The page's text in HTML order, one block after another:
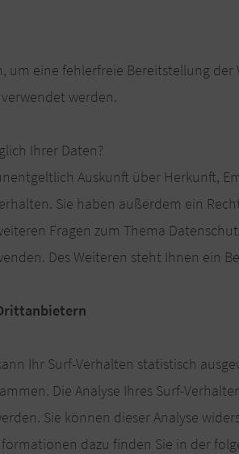
um eine fehlerfreie Bereitstellung
werden.
Ihrer Daten?
Auskunft über Herkunft,
Sie haben außerdem ein
Fragen zum Thema
Des Weiteren steht Ihnen ein
Ihr Surf-Verhalten statistisch
Die Analyse Ihres Surf-
Sie können dieser Analyse
dazu finden Sie in der